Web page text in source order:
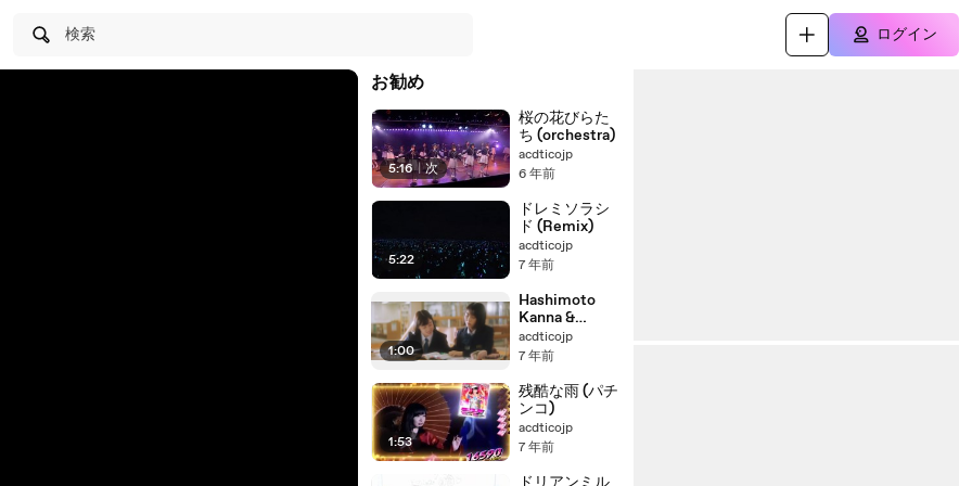
検索 ログイン
お勧め
5:16 | 次
桜の花びらた
ち (orchestra)
acdticojp
6 年前
5:22
ドレミソラシ
ド (Remix)
acdticojp
7 年前
1:00
Hashimoto
Kanna &
Hamabe
Minami :
acdticojp
7 年前
1:53
残酷な雨 (パチ
ンコ)
acdticojp
7 年前